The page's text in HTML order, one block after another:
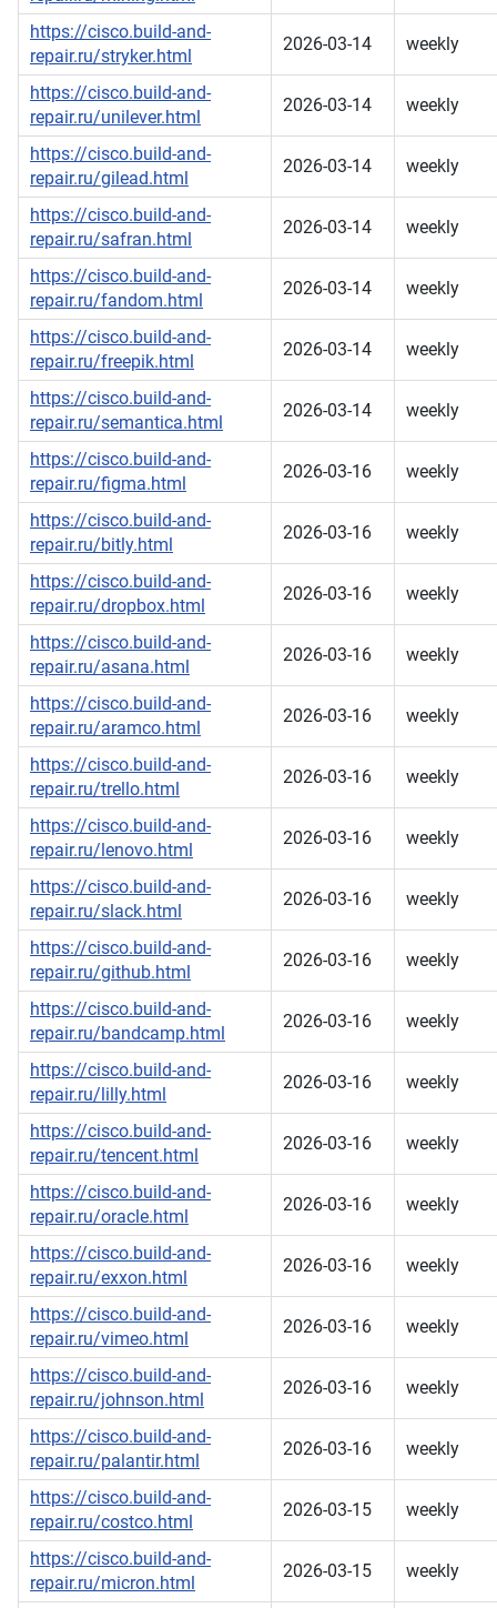
https://cisco.build-and-
repair.ru/stryker.html
2026-03-14 weekly
https://cisco.build-and-
repair.ru/unilever.html
2026-03-14 weekly
https://cisco.build-and-
repair.ru/gilead.html
2026-03-14 weekly
https://cisco.build-and-
repair.ru/safran.html
2026-03-14 weekly
https://cisco.build-and-
repair.ru/fandom.html
2026-03-14 weekly
https://cisco.build-and-
repair.ru/freepik.html
2026-03-14 weekly
https://cisco.build-and-
repair.ru/semantica.html
2026-03-14 weekly
https://cisco.build-and-
repair.ru/figma.html
2026-03-16 weekly
https://cisco.build-and-
repair.ru/bitly.html
2026-03-16 weekly
https://cisco.build-and-
repair.ru/dropbox.html
2026-03-16 weekly
https://cisco.build-and-
repair.ru/asana.html
2026-03-16 weekly
https://cisco.build-and-
repair.ru/aramco.html
2026-03-16 weekly
https://cisco.build-and-
repair.ru/trello.html
2026-03-16 weekly
https://cisco.build-and-
repair.ru/lenovo.html
2026-03-16 weekly
https://cisco.build-and-
repair.ru/slack.html
2026-03-16 weekly
https://cisco.build-and-
repair.ru/github.html
2026-03-16 weekly
https://cisco.build-and-
repair.ru/bandcamp.html
2026-03-16 weekly
https://cisco.build-and-
repair.ru/lilly.html
2026-03-16 weekly
https://cisco.build-and-
repair.ru/tencent.html
2026-03-16 weekly
https://cisco.build-and-
repair.ru/oracle.html
2026-03-16 weekly
https://cisco.build-and-
repair.ru/exxon.html
2026-03-16 weekly
https://cisco.build-and-
repair.ru/vimeo.html
2026-03-16 weekly
https://cisco.build-and-
repair.ru/johnson.html
2026-03-16 weekly
https://cisco.build-and-
repair.ru/palantir.html
2026-03-16 weekly
https://cisco.build-and-
repair.ru/costco.html
2026-03-15 weekly
https://cisco.build-and-
repair.ru/micron.html
2026-03-15 weekly